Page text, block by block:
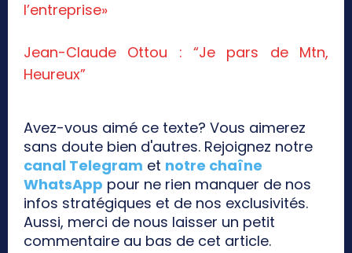
l’entreprise»
Jean-Claude Ottou : “Je pars de Mtn,
Heureux”
Avez-vous aimé ce texte? Vous aimerez
sans doute bien d'autres. Rejoignez notre
canal Telegram et notre chaîne
WhatsApp pour ne rien manquer de nos
infos stratégiques et de nos exclusivités.
Aussi, merci de nous laisser un petit
commentaire au bas de cet article.